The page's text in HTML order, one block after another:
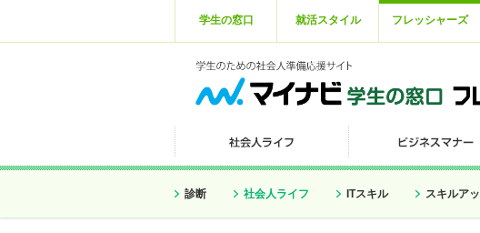
学生の窓口 就活スタイル フレッシャーズ
診断 社会人ライフ ITスキル スキルア